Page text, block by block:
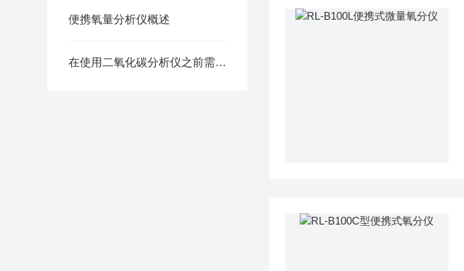
便携氧量分析仪概述
在使用二氧化碳分析仪之前需要知道的知识